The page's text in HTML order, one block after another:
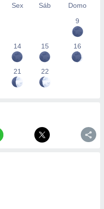
Sex Sáb
Domo
9
14 15 16
21 22